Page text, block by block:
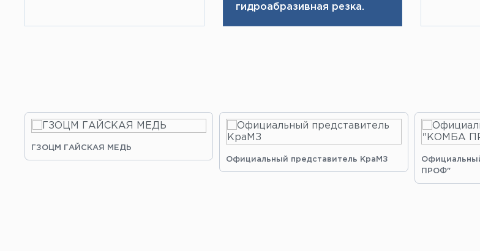
гидроабразивная резка.
ГЗОЦМ ГАЙСКАЯ МЕДЬ
Официальный представитель КраМЗ
ПРОФ"